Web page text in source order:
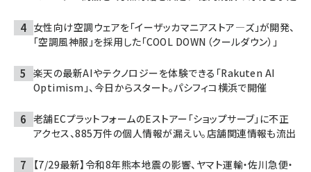
女性向け空調ウェアを「イーザッカマニアストア―ズ」が開発、
「空調風神服」を採用した「COOL DOWN（クールダウン）」
楽天の最新AIやテクノロジーを体験できる「Rakuten AI
Optimism」、今日からスタート。パシフィコ横浜で開催
老舗ECプラットフォームのEストアー「ショップサーブ」に不正
アクセス、885万件の個人情報が漏えい。店舗関連情報も流出
【7/29最新】令和8年熊本地震の影響、ヤマト運輸・佐川急便・